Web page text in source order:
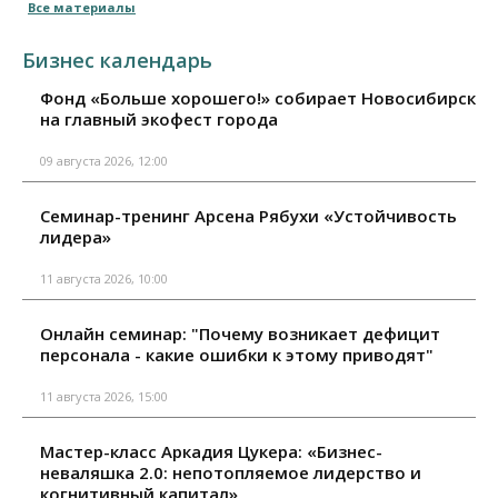
Все материалы
Бизнес календарь
Фонд «Больше хорошего!» собирает Новосибирск
на главный экофест города
09 августа 2026, 12:00
Семинар-тренинг Арсена Рябухи «Устойчивость
лидера»
11 августа 2026, 10:00
Онлайн семинар: "Почему возникает дефицит
персонала - какие ошибки к этому приводят"
11 августа 2026, 15:00
Мастер-класс Аркадия Цукера: «Бизнес-
неваляшка 2.0: непотопляемое лидерство и